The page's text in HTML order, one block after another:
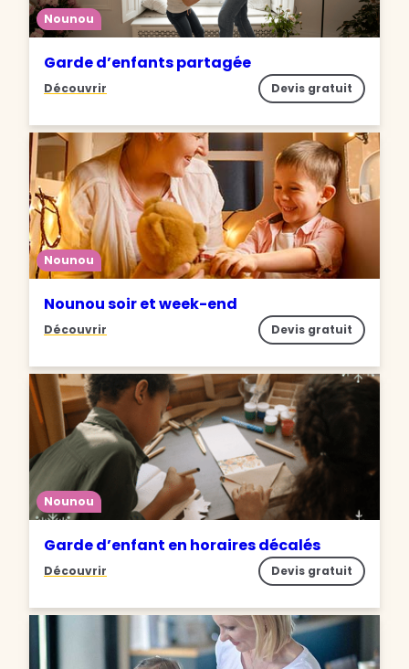
Nounou
Garde d’enfants partagée
Découvrir Devis gratuit
Nounou
Nounou soir et week-end
Découvrir Devis gratuit
Nounou
Garde d’enfant en horaires décalés
Découvrir Devis gratuit